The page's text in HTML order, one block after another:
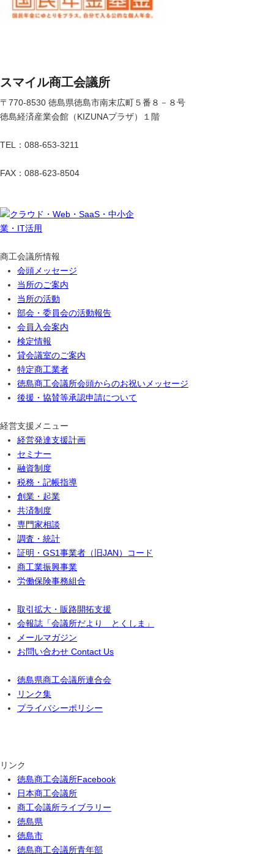
スマイル商工会議所
〒770-8530 徳島県徳島市南末広町５番８－８号
徳島経済産業会館（KIZUNAプラザ）１階
TEL：088-653-3211
FAX：088-623-8504
商工会議所情報
会頭メッセージ
当所のご案内
当所の活動
部会・委員会の活動報告
会員入会案内
検定情報
貸会議室のご案内
特定商工業者
徳島商工会議所会頭からのお祝いメッセージ
後援・協賛等承認申請について
経営支援メニュー
経営発達支援計画
セミナー
融資制度
税務・記帳指導
創業・起業
共済制度
専門家相談
調査・統計
証明・GS1事業者（旧JAN）コード
商工業振興事業
労働保険事務組合
取引拡大・販路開拓支援
会報誌「会議所だより とくしま」
メールマガジン
お問い合わせ Contact Us
徳島県商工会議所連合会
リンク集
プライバシーポリシー
リンク
徳島商工会議所Facebook
日本商工会議所
商工会議所ライブラリー
徳島県
徳島市
徳島商工会議所青年部